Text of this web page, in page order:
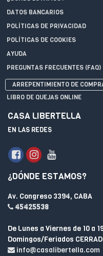
DATOS BANCARIOS
POLÍTICAS DE PRIVACIDAD
POLÍTICAS DE COOKIES
AYUDA
PREGUNTAS FRECUENTES (FAQ)
ARREPENTIMIENTO DE
LIBRO DE QUEJAS ONLINE
CASA LIBERTELLA
EN LAS REDES
¿DÓNDE ESTAMOS?
Av. Congreso 3394, CABA
45425538
De Lunes a Viernes de 10 a
Domingos/Feriados
info@casalibertella.com